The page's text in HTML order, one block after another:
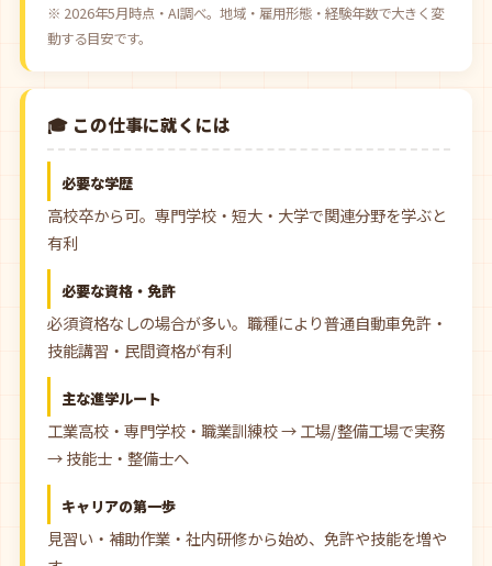
※ 2026年5月時点・AI調べ。地域・雇用形態・経験年数で大きく変
動する目安です。
🎓 この仕事に就くには
必要な学歴
高校卒から可。専門学校・短大・大学で関連分野を学ぶと
有利
必要な資格・免許
必須資格なしの場合が多い。職種により普通自動車免許・
技能講習・民間資格が有利
主な進学ルート
工業高校・専門学校・職業訓練校 → 工場/整備工場で実務
→ 技能士・整備士へ
キャリアの第一歩
見習い・補助作業・社内研修から始め、免許や技能を増や